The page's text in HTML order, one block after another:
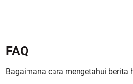
FAQ
Bagaimana cara mengetahui berita